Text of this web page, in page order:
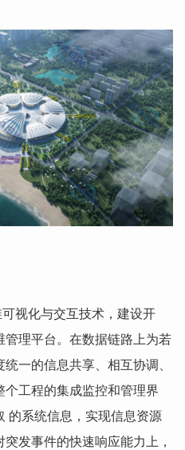
视化与交互技术，建设开
理平台。在数据链路上为若
一的信息共享、相互协调、
工程的集成监控和管理界
的系统信息，实现信息资源
发事件的快速响应能力上，